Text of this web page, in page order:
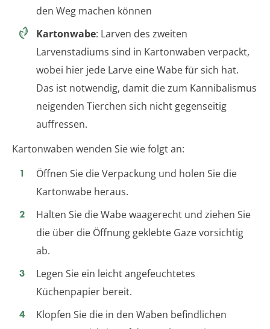
den Weg machen können
Kartonwabe: Larven des zweiten
Larvenstadiums sind in Kartonwaben verpackt,
wobei hier jede Larve eine Wabe für sich hat.
Das ist notwendig, damit die zum Kannibalismus
neigenden Tierchen sich nicht gegenseitig
auffressen.
Kartonwaben wenden Sie wie folgt an:
Öffnen Sie die Verpackung und holen Sie die
Kartonwabe heraus.
Halten Sie die Wabe waagerecht und ziehen Sie
die über die Öffnung geklebte Gaze vorsichtig
ab.
Legen Sie ein leicht angefeuchtetes
Küchenpapier bereit.
Klopfen Sie die in den Waben befindlichen